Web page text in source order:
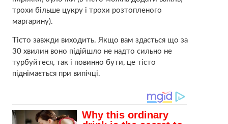
трохи більше цукру і трохи розтопленого
маргарину).
Тісто завжди виходить. Якщо вам здасться що за
30 хвилин воно підійшло не надто сильно не
турбуйтеся, так і повинно бути, це тісто
піднімається при випічці.